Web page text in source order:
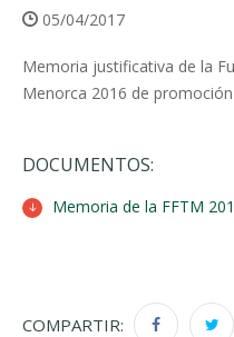
05/04/2017
Memoria justificativa de la
Menorca 2016 de
DOCUMENTOS:
Memoria de la FFTM
COMPARTIR: